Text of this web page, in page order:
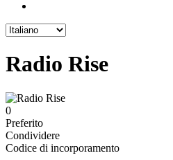
Radio Rise
0
Preferito
Condividere
Codice di incorporamento